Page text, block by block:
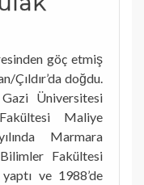
göç etmiş
Çıldır’da doğdu.
Gazi Üniversitesi
Maliye
Marmara
Fakültesi
ve 1988’de